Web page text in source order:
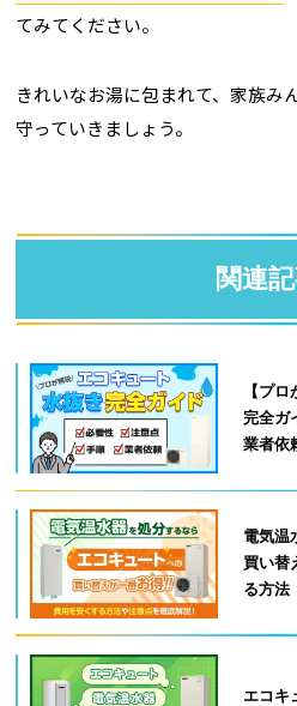
てみてください。
きれいなお湯に包まれて、家族み
守っていきましょう。
関連
【プ
完全ガ
業者依
電気温
買い替
る方法
エコキ